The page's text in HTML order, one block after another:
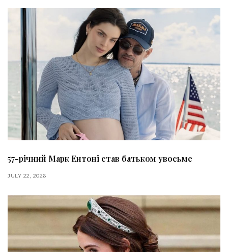
57-річний Марк Ентоні став батьком увосьме
JULY 22, 2026